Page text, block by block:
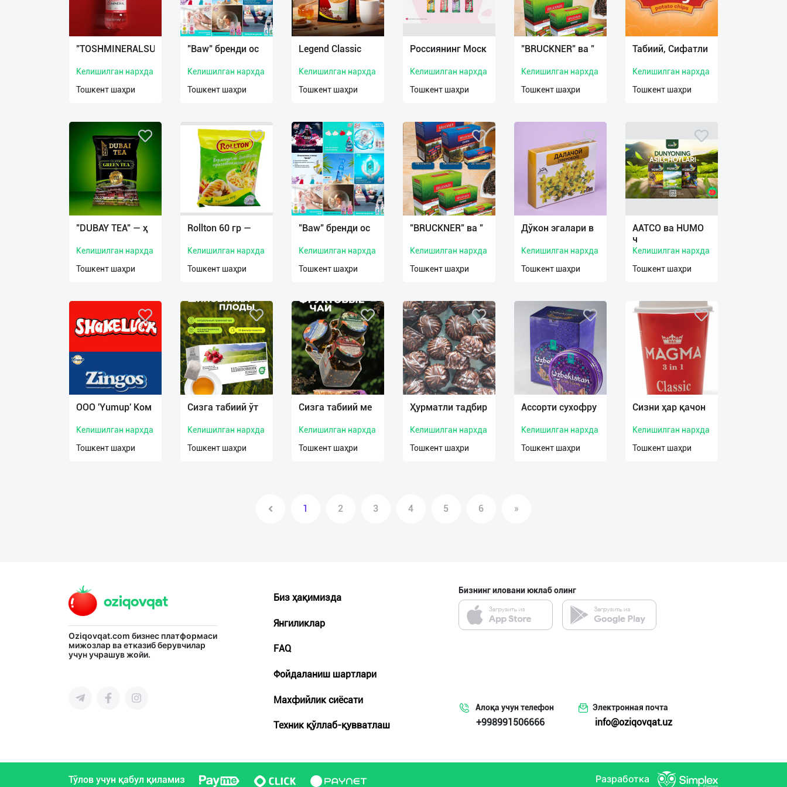
"TOSHMINERALSUV
Келишилган нархда
Тошкент шаҳри
"Baw" бренди ос
Келишилган нархда
Тошкент шаҳри
Legend Classic
Келишилган нархда
Тошкент шаҳри
Россиянинг Моск
Келишилган нархда
Тошкент шаҳри
"BRUCKNER" ва "
Келишилган нархда
Тошкент шаҳри
Табиий, Сифатли
Келишилган нархда
Тошкент шаҳри
"DUBAY TEA" — ҳ
Келишилган нархда
Тошкент шаҳри
Rollton 60 гр —
Келишилган нархда
Тошкент шаҳри
"Baw" бренди ос
Келишилган нархда
Тошкент шаҳри
"BRUCKNER" ва "
Келишилган нархда
Тошкент шаҳри
Дўкон эгалари в
Келишилган нархда
Тошкент шаҳри
AATCO ва HUMO
ч
Келишилган нархда
Тошкент шаҳри
ООО 'Yumup' Ком
Келишилган нархда
Тошкент шаҳри
Сизга табиий ўт
Келишилган нархда
Тошкент шаҳри
Сизга табиий ме
Келишилган нархда
Тошкент шаҳри
Ҳурматли тадбир
Келишилган нархда
Тошкент шаҳри
Ассорти сухофру
Келишилган нархда
Тошкент шаҳри
Сизни ҳар қачон
Келишилган нархда
Тошкент шаҳри
1 2 3 4 5 6 »
Oziqovqat.com бизнес платформаси
мижозлар ва етказиб берувчилар
учун учрашув жойи.
Биз ҳақимизда
Янгиликлар
FAQ
Фойдаланиш шартлари
Махфийлик сиёсати
Техник қўллаб-қувватлаш
Бизнинг иловани юклаб олинг
Алоқа учун телефон
+998991506666
Электронная почта
info@oziqovqat.uz
Тўлов учун қабул қиламиз Разработка